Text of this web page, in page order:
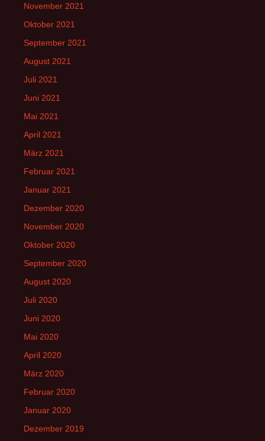
November 2021
Oktober 2021
September 2021
August 2021
Juli 2021
Juni 2021
Mai 2021
April 2021
März 2021
Februar 2021
Januar 2021
Dezember 2020
November 2020
Oktober 2020
September 2020
August 2020
Juli 2020
Juni 2020
Mai 2020
April 2020
März 2020
Februar 2020
Januar 2020
Dezember 2019